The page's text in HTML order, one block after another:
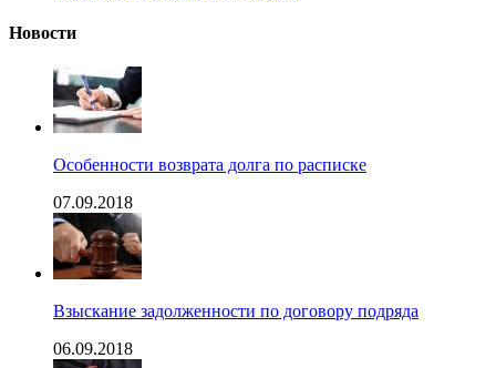
Новости
Особенности возврата долга по расписке
07.09.2018
Взыскание задолженности по договору подряда
06.09.2018